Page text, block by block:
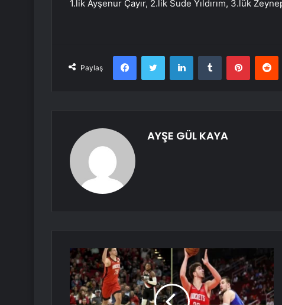
1.lik Ayşenur Çayır, 2.lik Sude Yıldırım, 3.lük
Paylaş
FacebookTwitter LinkedInTumblr Pinterest
AYŞE GÜL KAYA